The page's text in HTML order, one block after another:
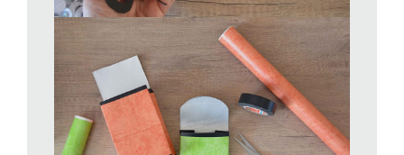
Decorate ora a piacere il fronte del vostro portamonete di
riciclo. Create il vostro originale mostriciattolo o un buffo
animaletto. Potete inserire elementi in adesivo, occhietti
semovibili, parti in gomma crepla oppure sempre in cartone
terta pak rivestito a piacere. Il vostro buffo portamonete
mostruoso è pronto per essere riempito.
Idea in più: Il vostro bimbo è ancora piccino per utilizzare